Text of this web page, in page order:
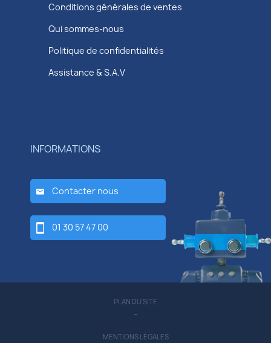
Conditions générales de ventes
Qui sommes-nous
Politique de confidentialités
Assistance & S.A.V
INFORMATIONS
Contacter nous
01 30 57 47 00
PLAN DU SITE
-
MENTIONS LÉGALES